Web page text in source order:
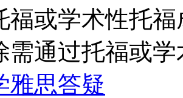
福或学术性托
需通过托福或
雅思答疑